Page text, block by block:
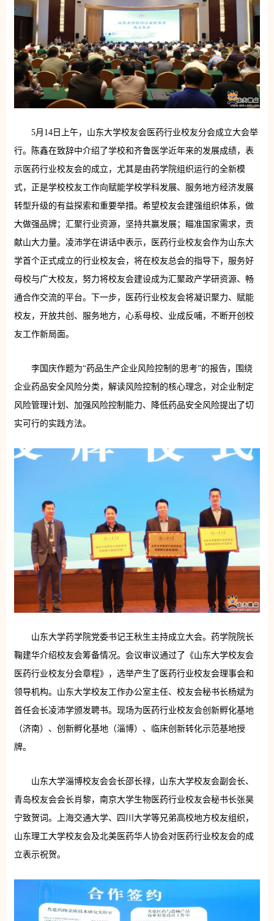
5月14日上午，山东大学校友会医药行业校友分会成立大会举
行。陈鑫在致辞中介绍了学校和齐鲁医学近年来的发展成绩，表
示医药行业校友会的成立，尤其是由药学院组织运行的全新模
式，正是学校校友工作向赋能学校学科发展、服务地方经济发展
转型升级的有益探索和重要举措。希望校友会建强组织体系，做
大做强品牌；汇聚行业资源，坚持共赢发展；瞄准国家需求，贡
献山大力量。凌沛学在讲话中表示，医药行业校友会作为山东大
学首个正式成立的行业校友会，将在校友总会的指导下，服务好
母校与广大校友，努力将校友会建设成为汇聚政产学研资源、畅
通合作交流的平台。下一步，医药行业校友会将凝识聚力、赋能
校友，开放共创、服务地方，心系母校、业成反哺，不断开创校
友工作新局面。
李国庆作题为“药品生产企业风险控制的思考”的报告，围绕
企业药品安全风险分类，解读风险控制的核心理念，对企业制定
风险管理计划、加强风险控制能力、降低药品安全风险提出了切
实可行的实践方法。
山东大学药学院党委书记王秋生主持成立大会。药学院院长
鞠建华介绍校友会筹备情况。会议审议通过了《山东大学校友会
医药行业校友分会章程》，选举产生了医药行业校友会理事会和
领导机构。山东大学校友工作办公室主任、校友会秘书长杨斌为
首任会长凌沛学颁发聘书。现场为医药行业校友会创新孵化基地
（济南）、创新孵化基地（淄博）、临床创新转化示范基地授
牌。
山东大学淄博校友会会长邵长禄，山东大学校友会副会长、
青岛校友会会长肖黎，南京大学生物医药行业校友会秘书长张昊
宁致贺词。上海交通大学、四川大学等兄弟高校地方校友组织，
山东理工大学校友会及北美医药华人协会对医药行业校友会的成
立表示祝贺。